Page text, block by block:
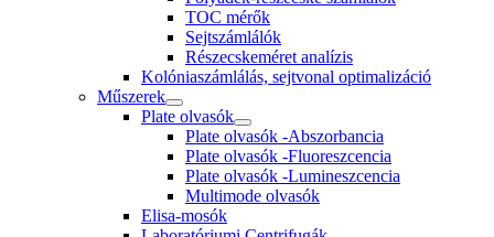
TOC mérők
Sejtszámlálók
Részecskeméret analízis
Kolóniaszámlálás, sejtvonal optimalizáció
Műszerek
Plate olvasók
Plate olvasók -Abszorbancia
Plate olvasók -Fluoreszcencia
Plate olvasók -Lumineszcencia
Multimode olvasók
Elisa-mosók